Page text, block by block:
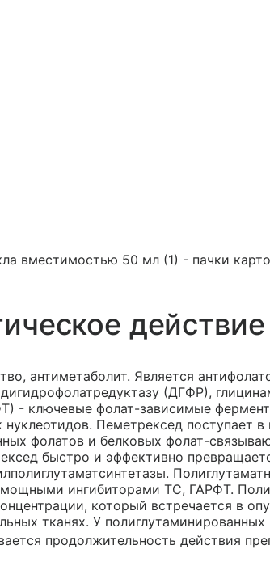
вместимостью 50 мл (1) - пачки
действие
антиметаболит. Является
(ДГФР),
- ключевые фолат-зависимые
Пеметрексед поступает
фолатов и белковых фолат-
быстро и эффективно
мощными ингибиторами ТС, ГАРФТ.
который встречается в
тканях. У полиглутаминированных
продолжительность действия